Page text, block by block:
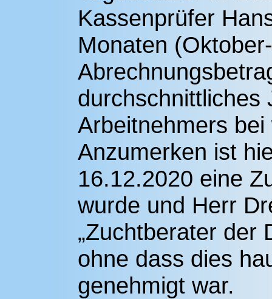
Kassenprüfer
Monaten
durchschnittliches
Arbeitnehmers
Anzumerken ist
16.12.2020 eine
wurde und Herr
„Zuchtberater der
ohne dass dies
genehmigt war.